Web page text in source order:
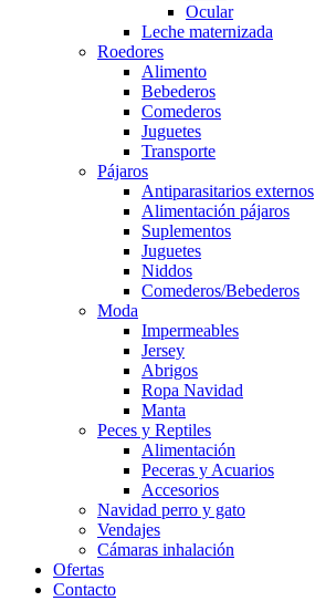
Ocular
Leche maternizada
Roedores
Alimento
Bebederos
Comederos
Juguetes
Transporte
Pájaros
Antiparasitarios externos
Alimentación pájaros
Suplementos
Juguetes
Niddos
Comederos/Bebederos
Moda
Impermeables
Jersey
Abrigos
Ropa Navidad
Manta
Peces y Reptiles
Alimentación
Peceras y Acuarios
Accesorios
Navidad perro y gato
Vendajes
Cámaras inhalación
Ofertas
Contacto